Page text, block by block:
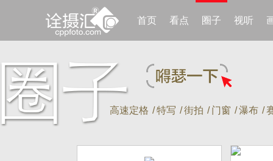
首页 看点 圈子 视听
高速定格 /特写 /街拍 / 门窗 /瀑布 /